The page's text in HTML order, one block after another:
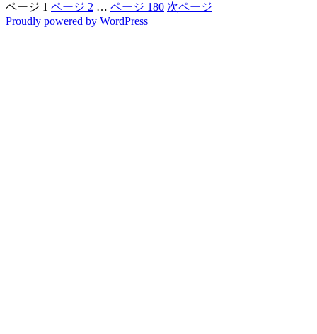
ページ 1 ページ 2 … ページ 180 次ページ
Proudly powered by WordPress